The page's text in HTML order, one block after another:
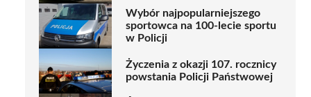
Wybór najpopularniejszego
sportowca na 100-lecie sportu
w Policji
Życzenia z okazji 107. rocznicy
powstania Policji Państwowej